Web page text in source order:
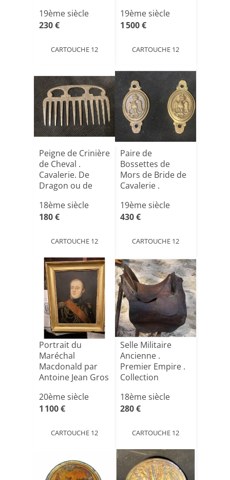
19ème siècle
230 €
CARTOUCHE 12
19ème siècle
1 500 €
CARTOUCHE 12
Peigne de Crinière
de Cheval .
Cavalerie. De
Dragon ou de
18ème siècle
180 €
CARTOUCHE 12
Paire de
Bossettes de
Mors de Bride de
Cavalerie .
Empire[...]
19ème siècle
430 €
CARTOUCHE 12
Portrait du
Maréchal
Macdonald par
Antoine Jean Gros
20ème siècle
1 100 €
CARTOUCHE 12
Selle Militaire
Ancienne .
Premier Empire .
Collection
18ème siècle
280 €
CARTOUCHE 12